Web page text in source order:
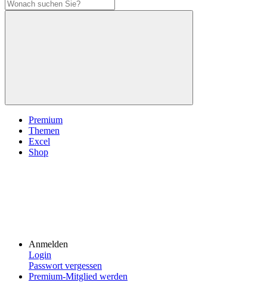
Premium
Themen
Excel
Shop
Anmelden
Login
Passwort vergessen
Premium-Mitglied werden